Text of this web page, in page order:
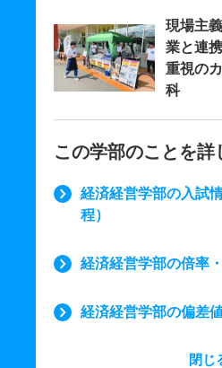
現場主
業と連
重視の
科
この学部のことを詳
経済経営学部の入試
程）
経済経営学部の倍率
経済経営学部の偏差
閉じ